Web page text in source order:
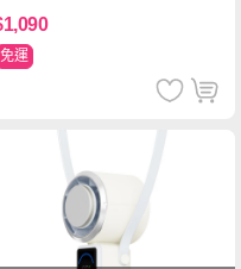
免運